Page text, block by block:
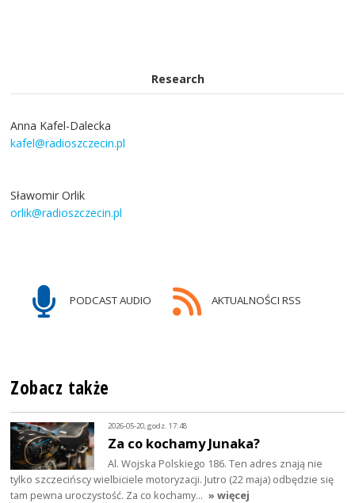
Research
Anna Kafel-Dalecka
kafel@radioszczecin.pl
Sławomir Orlik
orlik@radioszczecin.pl
PODCAST AUDIO AKTUALNOŚCI RSS
Zobacz także
2026-05-20, godz. 17:48
Za co kochamy Junaka?
Al. Wojska Polskiego 186. Ten adres znają nie
tylko szczecińscy wielbiciele motoryzacji. Jutro (22 maja) odbędzie się
tam pewna uroczystość. Za co kochamy… » więcej